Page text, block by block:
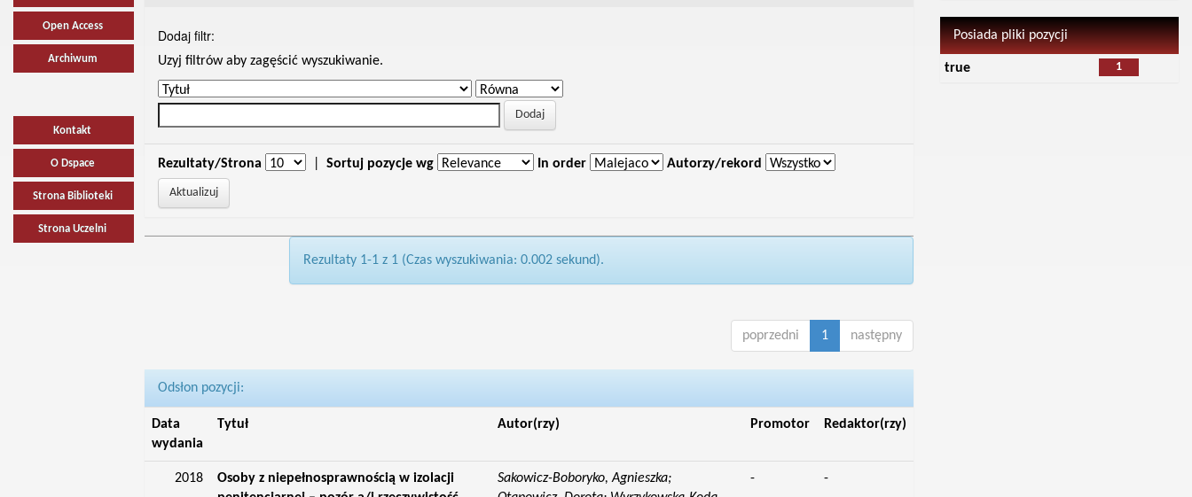
Open Access
Archiwum
Kontakt
O Dspace
Strona Biblioteki
Strona Uczelni
Dodaj filtr:
Uzyj filtrów aby zagęścić wyszukiwanie.
Rezultaty/Strona Sortuj pozycje wg In order Autorzy/rekord
Rezultaty 1-1 z 1 (Czas wyszukiwania: 0.002 sekund).
poprzedni 1 następny
Odsłon pozycji:
Data
wydania
Tytuł Autor(rzy) Promotor Redaktor(rzy)
2018
Osoby z niepełnosprawnością w izolacji
Sakowicz-Boboryko, Agnieszka;
- -
Posiada pliki pozycji
1
true